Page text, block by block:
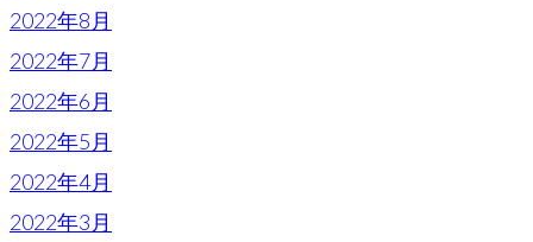
2022年8月
2022年7月
2022年6月
2022年5月
2022年4月
2022年3月